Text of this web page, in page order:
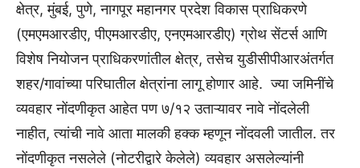
क्षेत्र, मुंबई, पुणे, नागपूर महानगर प्रदेश विकास प्राधिकरणे
(एमएमआरडीए, पीएमआरडीए, एनएमआरडीए) ग्रोथ सेंटर्स आणि
विशेष नियोजन प्राधिकरणांतील क्षेत्र, तसेच युडीसीपीआरअंतर्गत
शहर/गावांच्या परिघातील क्षेत्रांना लागू होणार आहे. ज्या जमिनींचे
व्यवहार नोंदणीकृत आहेत पण ७/१२ उताऱ्यावर नावे नोंदलेली
नाहीत, त्यांची नावे आता मालकी हक्क म्हणून नोंदवली जातील. तर
नोंदणीकृत नसलेले (नोटरीद्वारे केलेले) व्यवहार असलेल्यांनी